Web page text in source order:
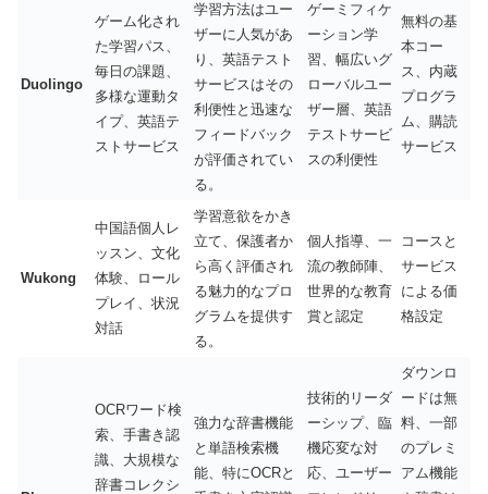
Duolingo
ゲーム化され
た学習パス、
毎日の課題、
多様な運動タ
イプ、英語テ
ストサービス
学習方法はユー
ザーに人気があ
り、英語テスト
サービスはその
利便性と迅速な
フィードバック
が評価されてい
る。
ゲーミフィケ
ーション学
習、幅広いグ
ローバルユー
ザー層、英語
テストサービ
スの利便性
無料の基
本コー
ス、内蔵
プログラ
ム、購読
サービス
Wukong
中国語個人レ
ッスン、文化
体験、ロール
プレイ、状況
対話
学習意欲をかき
立て、保護者か
ら高く評価され
る魅力的なプロ
グラムを提供す
る。
個人指導、一
流の教師陣、
世界的な教育
賞と認定
コースと
サービス
による価
格設定
OCRワード検
索、手書き認
識、大規模な
辞書コレクシ
強力な辞書機能
と単語検索機
能、特にOCRと
技術的リーダ
ーシップ、臨
機応変な対
応、ユーザー
ダウンロ
ードは無
料、一部
のプレミ
アム機能